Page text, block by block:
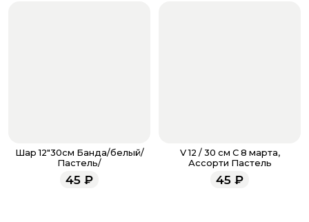
Шар 12"30см Банда/белый/
Пастель/
45 ₽
V 12 / 30 см С 8 марта,
Ассорти Пастель
45 ₽